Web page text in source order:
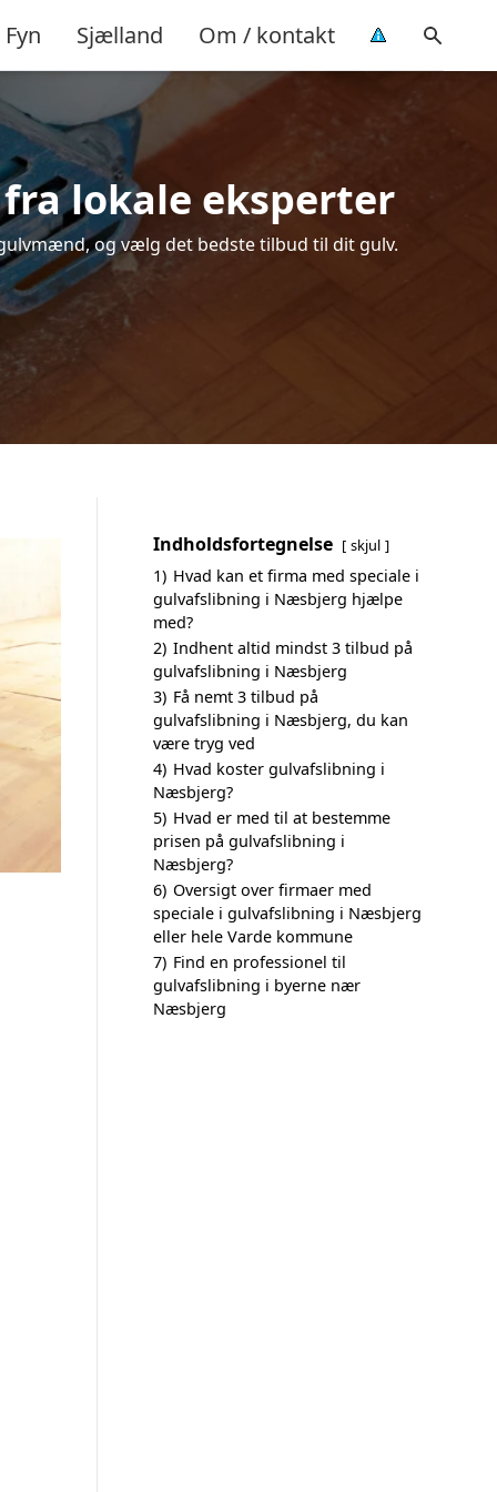
Fyn Sjælland Om / kontakt
lokale eksperter
og vælg det bedste tilbud til dit gulv.
Indholdsfortegnelse skjul
1) Hvad kan et firma med speciale i
gulvafslibning i Næsbjerg hjælpe
med?
2) Indhent altid mindst 3 tilbud på
gulvafslibning i Næsbjerg
3) Få nemt 3 tilbud på
gulvafslibning i Næsbjerg, du kan
være tryg ved
4) Hvad koster gulvafslibning i
Næsbjerg?
5) Hvad er med til at bestemme
prisen på gulvafslibning i
Næsbjerg?
6) Oversigt over firmaer med
speciale i gulvafslibning i Næsbjerg
eller hele Varde kommune
7) Find en professionel til
gulvafslibning i byerne nær
Næsbjerg